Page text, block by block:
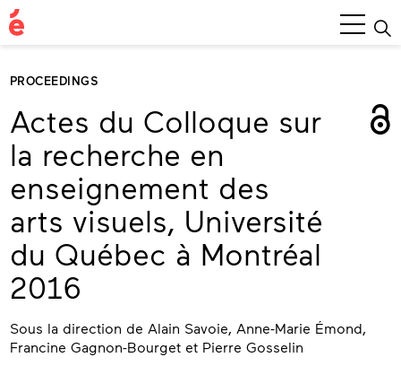
Main
Menu
PROCEEDINGS
Actes du Colloque sur
la recherche en
enseignement des
arts visuels, Université
du Québec à Montréal
2016
Sous la direction de Alain Savoie, Anne-Marie Émond,
Francine Gagnon-Bourget et Pierre Gosselin